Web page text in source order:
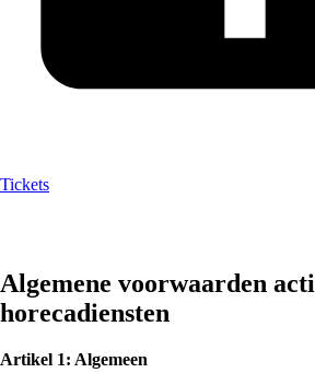
Tickets
Algemene voorwaarden
horecadiensten
Artikel 1: Algemeen